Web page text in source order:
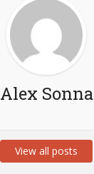
Alex Sonna
View all posts